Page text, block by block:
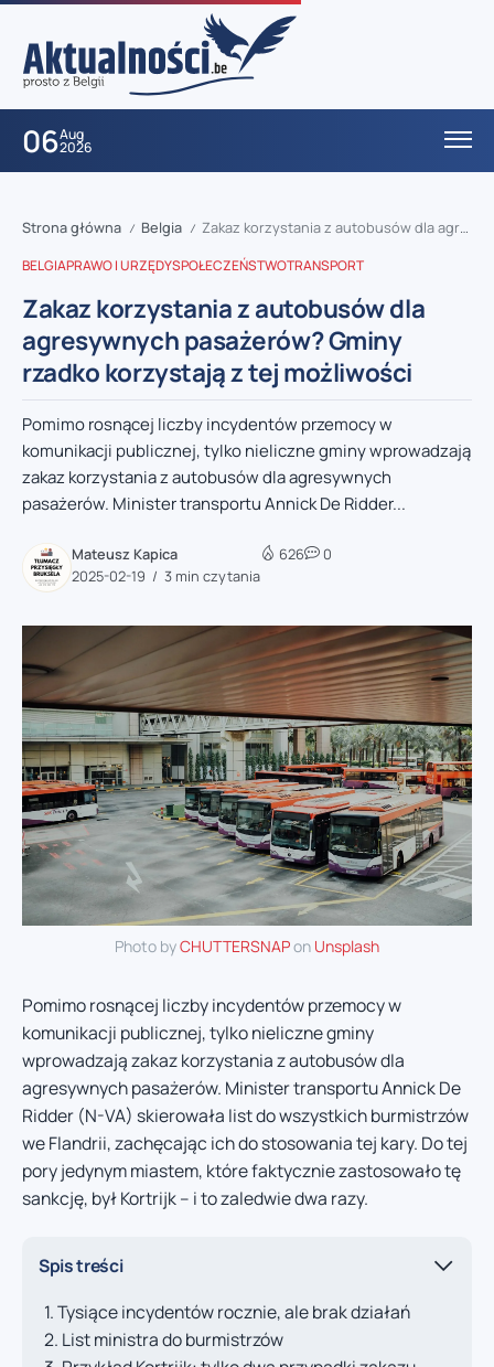
06Aug
2026
Strona główna / Belgia / Zakaz korzystania z autobusów dla agresywnych pasażerów? Gminy rzadko korzystają z tej możliwości
BELGIAPRAWO I URZĘDYSPOŁECZEŃSTWOTRANSPORT
Zakaz korzystania z autobusów dla
agresywnych pasażerów? Gminy
rzadko korzystają z tej możliwości
Pomimo rosnącej liczby incydentów przemocy w
komunikacji publicznej, tylko nieliczne gminy wprowadzają
zakaz korzystania z autobusów dla agresywnych
pasażerów. Minister transportu Annick De Ridder...
Mateusz Kapica
2025-02-19
3 min czytania
626 0
Photo byCHUTTERSNAPon Unsplash
Pomimo rosnącej liczby incydentów przemocy w
komunikacji publicznej, tylko nieliczne gminy
wprowadzają zakaz korzystania z autobusów dla
agresywnych pasażerów. Minister transportu Annick De
Ridder (N-VA) skierowała list do wszystkich burmistrzów
we Flandrii, zachęcając ich do stosowania tej kary. Do tej
pory jedynym miastem, które faktycznie zastosowało tę
sankcję, był Kortrijk – i to zaledwie dwa razy.
Spis treści
Tysiące incydentów rocznie, ale brak działań
List ministra do burmistrzów